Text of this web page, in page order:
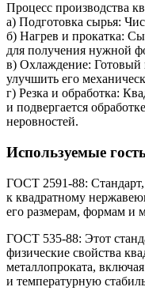
Процесс производства
а) Подготовка сырья:
б) Нагрев и прокатка:
для получения нужной
в) Охлаждение: Готовый
улучшить его
г) Резка и обработка:
и подвергается
неровностей.
Используемые
ГОСТ 2591-88: Стандарт,
к квадратному
его размерам, формам и
ГОСТ 535-88: Этот
физические свойства
металлопроката,
и температурную